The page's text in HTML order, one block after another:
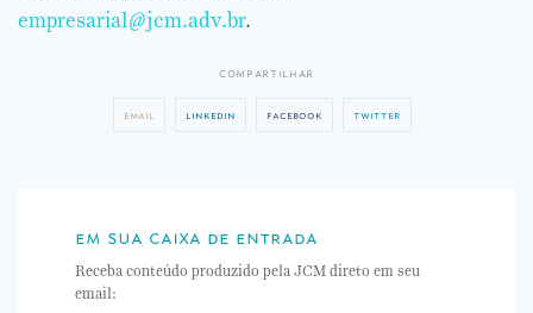
empresarial@jcm.adv.br.
compartilhar
email linkedin facebook twitter
em sua caixa de entrada
Receba conteúdo produzido pela JCM direto em seu
email: